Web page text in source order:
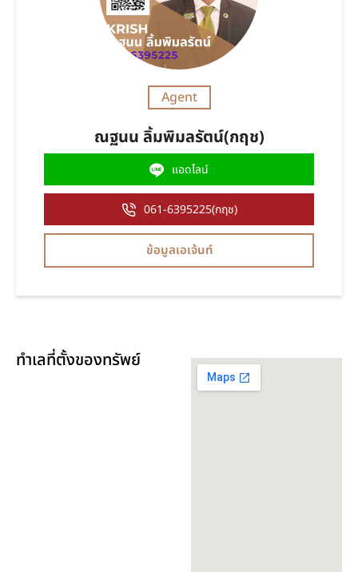
Agent
ณฐนน ลิ้มพิมลรัตน์(กฤช)
แอดไลน์
061-6395225(กฤช)
ข้อมูลเอเจ้นท์
ทำเลที่ตั้งของทรัพย์